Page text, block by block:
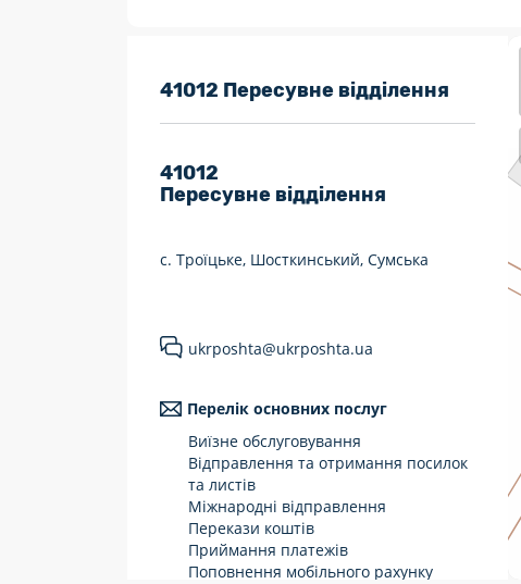
7 днів на тиждень
Працюють після 19:00
Працюють у вихідні
41012 Пересувне відділення
41012
Пересувне відділення
с. Троїцьке, Шосткинський, Сумська
ukrposhta@ukrposhta.ua
Перелік основних послуг
Виїзне обслуговування
Відправлення та отримання посилок
та листів
Міжнародні відправлення
Перекази коштів
Приймання платежів
Поповнення мобільного рахунку